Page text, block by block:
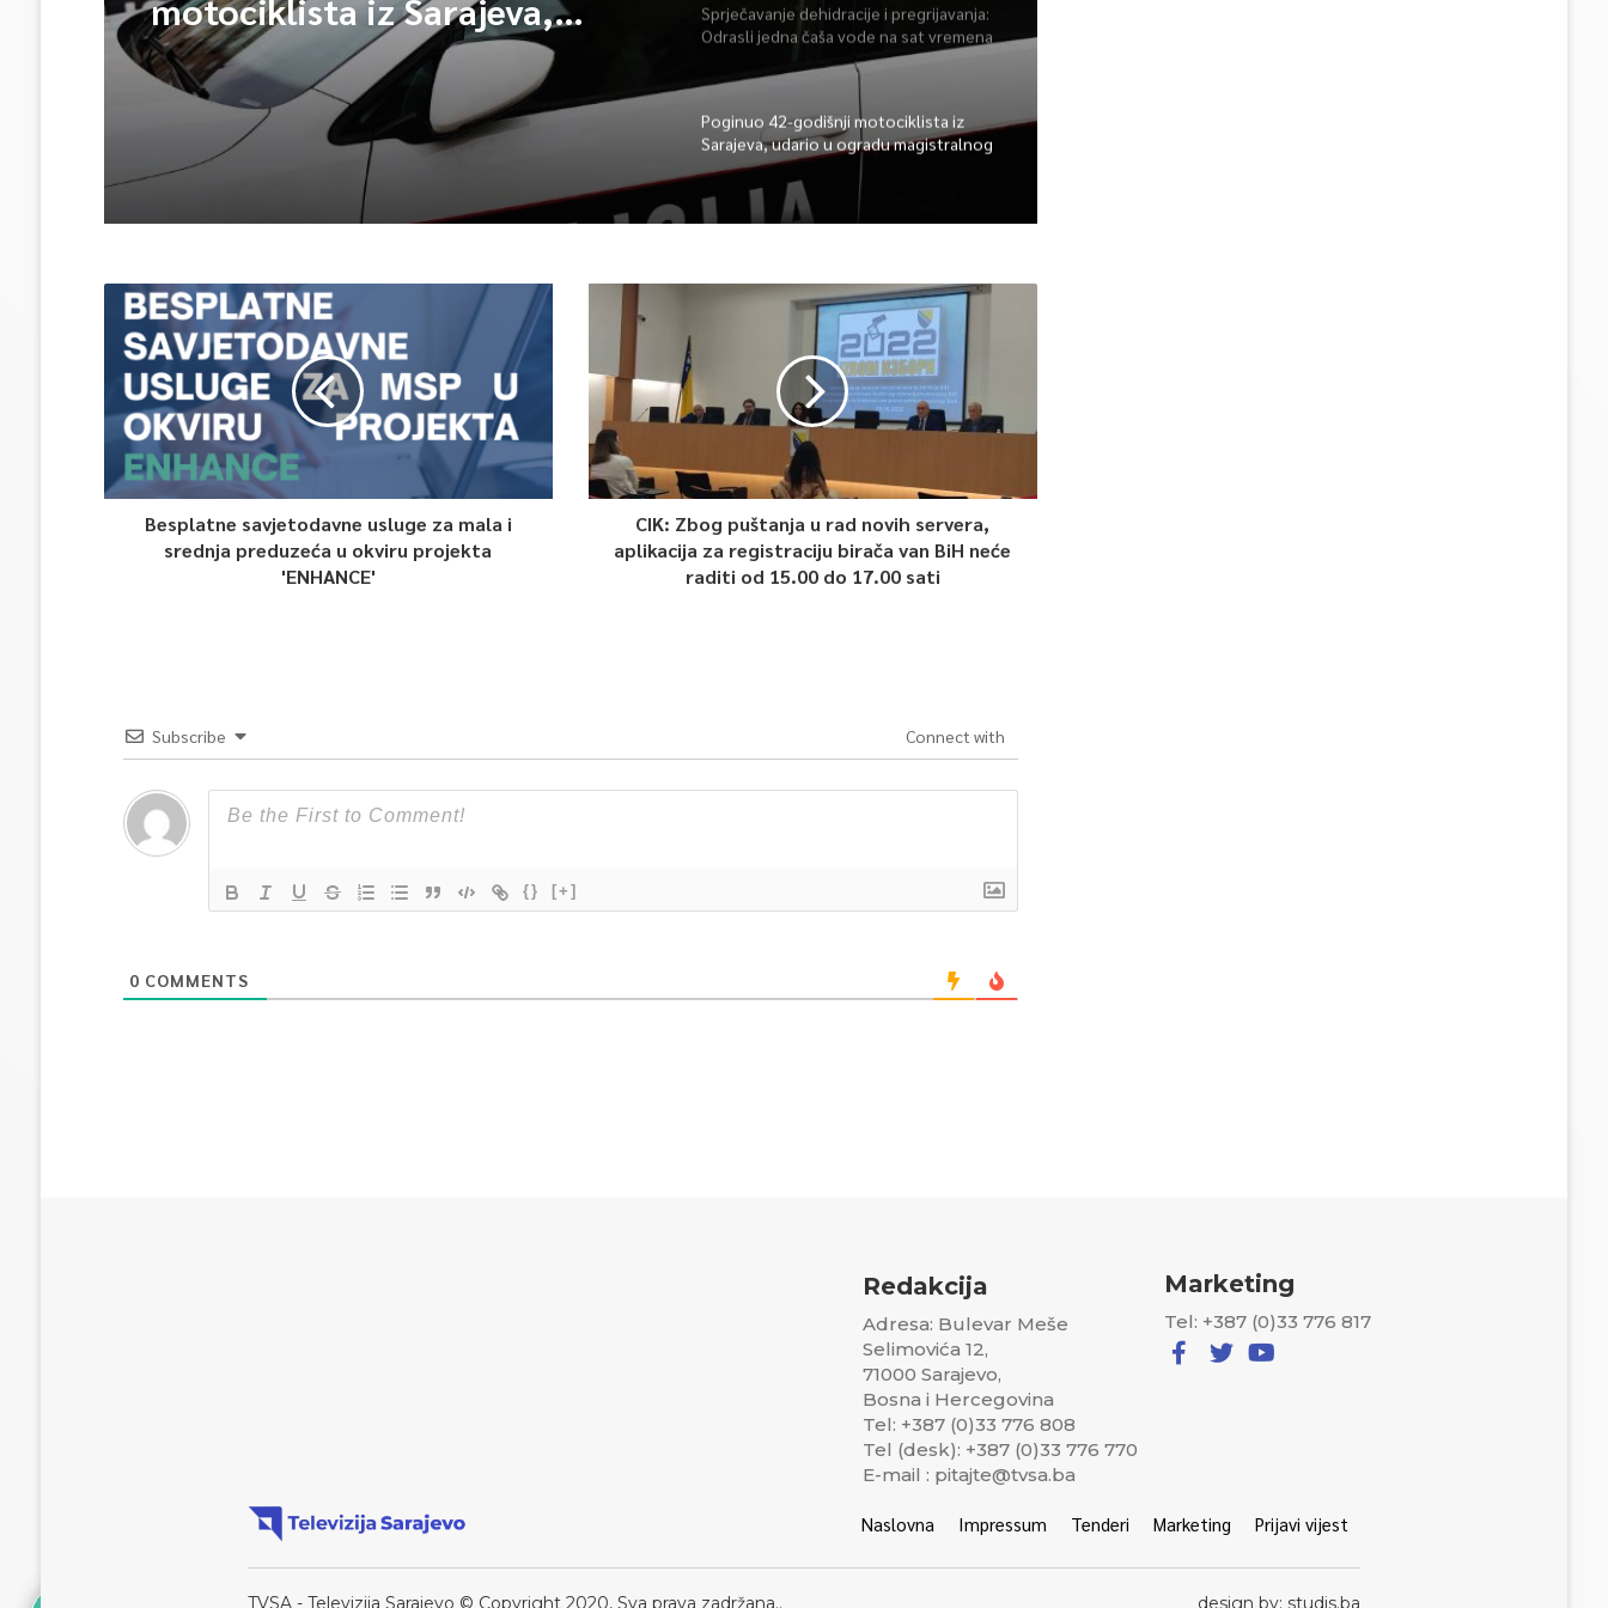
nezaboravnu večer na
prepunom trgu na Ilidži
Poginuo 42-godišnji
motociklista iz Sarajeva,
udario u ogradu magistralnog
Sprječavanje dehidracije i pregrijavanja:
Odrasli jedna čaša vode na sat vremena
Poginuo 42-godišnji motociklista iz
Sarajeva, udario u ogradu magistralnog
puta
Besplatne savjetodavne usluge za mala i
srednja preduzeća u okviru projekta
'ENHANCE'
CIK: Zbog puštanja u rad novih servera,
aplikacija za registraciju birača van BiH neće
raditi od 15.00 do 17.00 sati
Subscribe Connect with
{} [+]
0 COMMENTS
Redakcija
Adresa: Bulevar Meše
Selimovića 12,
71000 Sarajevo,
Bosna i Hercegovina
Tel: +387 (0)33 776 808
Tel (desk): +387 (0)33 776 770
E-mail : pitajte@tvsa.ba
Marketing
Tel: +387 (0)33 776 817
Naslovna Impressum Tenderi Marketing Prijavi vijest
TVSA - Televizija Sarajevo © Copyright 2020, Sva prava zadržana.. design by: studis.ba